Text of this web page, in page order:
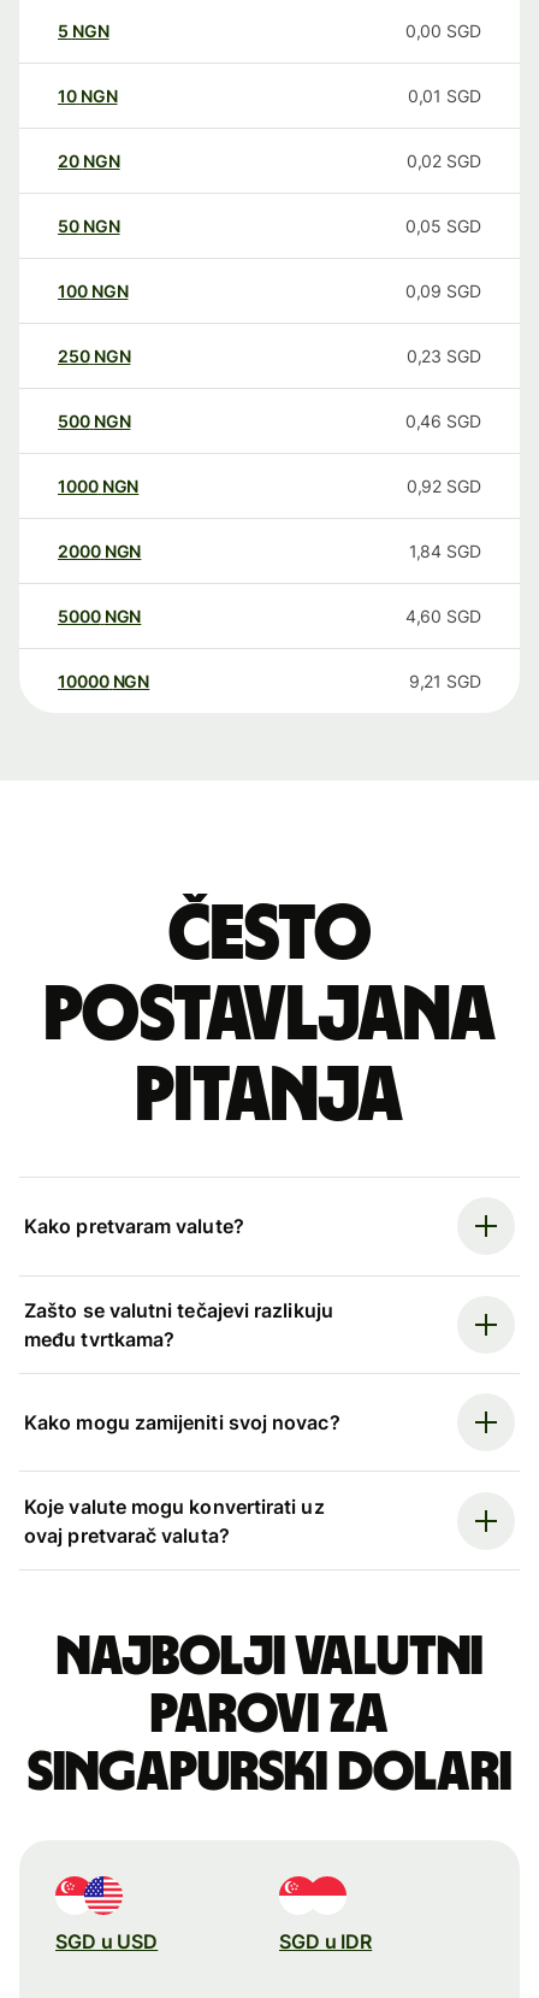
5 NGN 0,00 SGD
10 NGN 0,01 SGD
20 NGN 0,02 SGD
50 NGN 0,05 SGD
100 NGN 0,09 SGD
250 NGN 0,23 SGD
500 NGN 0,46 SGD
1000 NGN 0,92 SGD
2000 NGN 1,84 SGD
5000 NGN 4,60 SGD
10000 NGN 9,21 SGD
Često
postavljana
pitanja
Kako pretvaram valute?
Zašto se valutni tečajevi razlikuju
među tvrtkama?
Kako mogu zamijeniti svoj novac?
Koje valute mogu konvertirati uz
ovaj pretvarač valuta?
Najbolji valutni
parovi za
singapurski dolari
SGD u USD SGD u IDR